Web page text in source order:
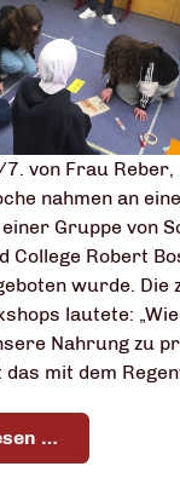
von Frau
nahmen an
Gruppe von
College Robert
wurde. Die
lautete:
Nahrung zu
mit dem
…